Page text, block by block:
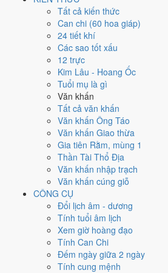
Tất cả kiến thức
Can chi (60 hoa giáp)
24 tiết khí
Các sao tốt xấu
12 trực
Kim Lâu - Hoang Ốc
Tuổi mụ là gì
Văn khấn
Tất cả văn khấn
Văn khấn Ông Táo
Văn khấn Giao thừa
Gia tiên Rằm, mùng 1
Thần Tài Thổ Địa
Văn khấn nhập trạch
Văn khấn cúng giỗ
CÔNG CỤ
Đổi lịch âm - dương
Tính tuổi âm lịch
Xem giờ hoàng đạo
Tính Can Chi
Đếm ngày giữa 2 ngày
Tính cung mệnh
để thay thế, xem mục xử lý bên
Ngày 20/7/2026 tốt
việc gì?
Ngày 20/7/2026 đạt4.6/10trung bình cho 7
Kết bạn - gặp gỡ (8/10), thấp nhất là
Kiến (ngày khởi sự, mở đầu) và gặp Sao
từng việc chênh nhau như bảng dưới.
Cưới hỏi - đính hôn
Trung bình
Cưới hỏi - đính hôn hôm nay ở
Sao Trương , nhưng Ngày Hắc Đạo
Cách tính ngày tốt
🏪
Khai trương - mở cửa hàng
Trung bình
Khai trương - mở cửa hàng hôm nay ở
nhờ hợpSao Trương, nhưng Ngày
Cách tính ngày tốt
Ký hợp đồng - giao ước